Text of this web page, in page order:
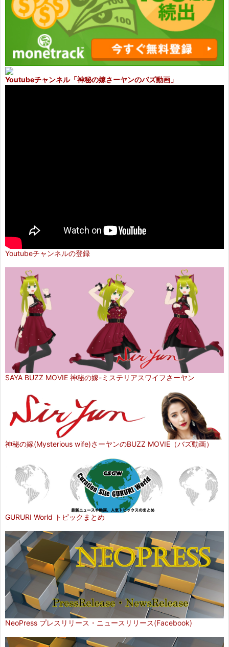
Youtubeチャンネル「神秘の嫁さーヤンのバズ動画」
Youtubeチャンネルの登録
SAYA BUZZ MOVIE 神秘の嫁-ミステリアスワイフさーヤン
神秘の嫁(Mysterious wife)さーヤンのBUZZ MOVIE（バズ動画）
GURURI World トピックまとめ
NeoPress プレスリリース・ニュースリリース(Facebook)